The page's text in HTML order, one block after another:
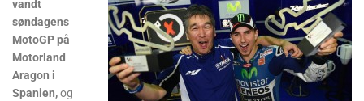
vandt
søndagens
MotoGP på
Motorland
Aragon i
Spanien,og